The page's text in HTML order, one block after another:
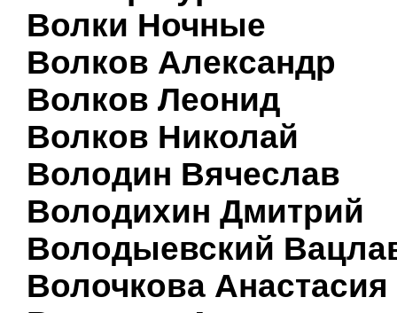
Волки Ночные
Волков Александр
Волков Леонид
Волков Николай
Володин Вячеслав
Володихин Дмитрий
Володыевский
Волочкова Анастасия